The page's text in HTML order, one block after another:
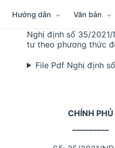
Hướng dẫn Văn bản
Nghị định số 35/
tư theo phương thức
File Pdf Nghị định
CHÍNH PHỦ